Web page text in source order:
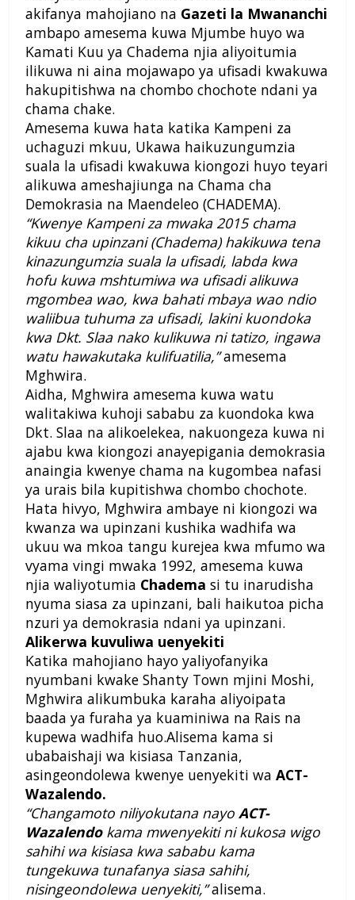
akifanya mahojiano na Gazeti la Mwananchi
ambapo amesema kuwa Mjumbe huyo wa
Kamati Kuu ya Chadema njia aliyoitumia
ilikuwa ni aina mojawapo ya ufisadi kwakuwa
hakupitishwa na chombo chochote ndani ya
chama chake.
Amesema kuwa hata katika Kampeni za
uchaguzi mkuu, Ukawa haikuzungumzia
suala la ufisadi kwakuwa kiongozi huyo teyari
alikuwa ameshajiunga na Chama cha
Demokrasia na Maendeleo (CHADEMA).
“Kwenye Kampeni za mwaka 2015 chama
kikuu cha upinzani (Chadema) hakikuwa tena
kinazungumzia suala la ufisadi, labda kwa
hofu kuwa mshtumiwa wa ufisadi alikuwa
mgombea wao, kwa bahati mbaya wao ndio
waliibua tuhuma za ufisadi, lakini kuondoka
kwa Dkt. Slaa nako kulikuwa ni tatizo, ingawa
watu hawakutaka kulifuatilia,”amesema
Mghwira.
Aidha, Mghwira amesema kuwa watu
walitakiwa kuhoji sababu za kuondoka kwa
Dkt. Slaa na alikoelekea, nakuongeza kuwa ni
ajabu kwa kiongozi anayepigania demokrasia
anaingia kwenye chama na kugombea nafasi
ya urais bila kupitishwa chombo chochote.
Hata hivyo, Mghwira ambaye ni kiongozi wa
kwanza wa upinzani kushika wadhifa wa
ukuu wa mkoa tangu kurejea kwa mfumo wa
vyama vingi mwaka 1992, amesema kuwa
njia waliyotumia Chadema si tu inarudisha
nyuma siasa za upinzani, bali haikutoa picha
nzuri ya demokrasia ndani ya upinzani.
Alikerwa kuvuliwa uenyekiti
Katika mahojiano hayo yaliyofanyika
nyumbani kwake Shanty Town mjini Moshi,
Mghwira alikumbuka karaha aliyoipata
baada ya furaha ya kuaminiwa na Rais na
kupewa wadhifa huo.Alisema kama si
ubabaishaji wa kisiasa Tanzania,
asingeondolewa kwenye uenyekiti wa ACT-
Wazalendo.
“Changamoto niliyokutana nayo ACT-
Wazalendokama mwenyekiti ni kukosa wigo
sahihi wa kisiasa kwa sababu kama
tungekuwa tunafanya siasa sahihi,
nisingeondolewa uenyekiti,”alisema.